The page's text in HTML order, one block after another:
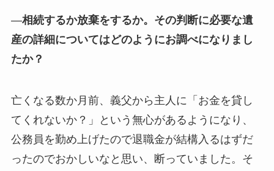
―相続するか放棄をするか。その判断に必要な遺
産の詳細についてはどのようにお調べになりまし
たか？
亡くなる数か月前、義父から主人に「お金を貸し
てくれないか？」という無心があるようになり、
公務員を勤め上げたので退職金が結構入るはずだ
ったのでおかしいなと思い、断っていました。そ